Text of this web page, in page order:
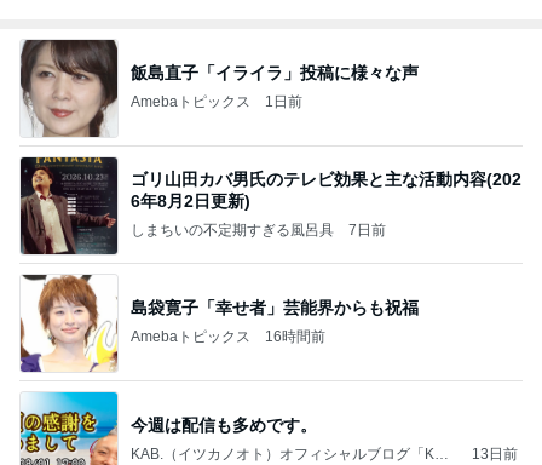
飯島直子「イライラ」投稿に様々な声
Amebaトピックス 1日前
ゴリ山田カバ男氏のテレビ効果と主な活動内容(202
6年8月2日更新)
しまちいの不定期すぎる風呂具 7日前
島袋寛子「幸せ者」芸能界からも祝福
Amebaトピックス 16時間前
今週は配信も多めです。
KAB.（イツカノオト）オフィシャルブログ「KAB.
13日前